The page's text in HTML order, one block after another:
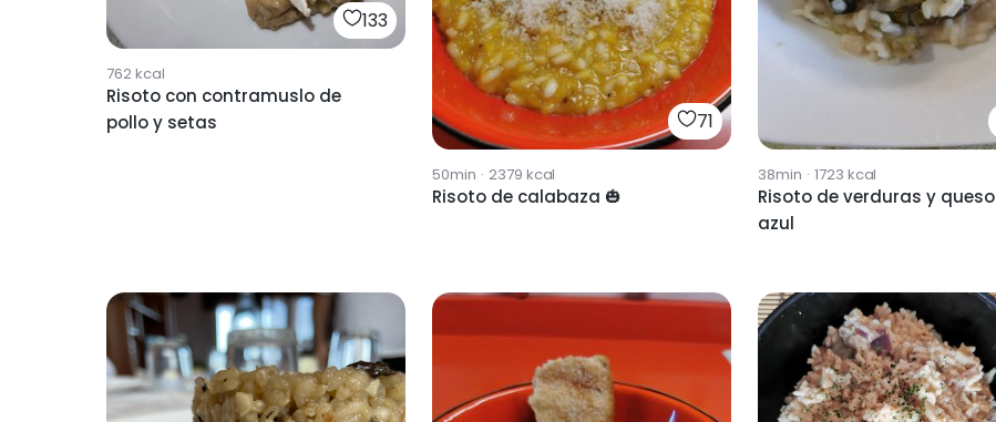
133
762kcal
Risoto con contramuslo de
pollo y setas
71
50min · 2379 kcal
Risoto de calabaza 🎃
38min · 1723 kcal
Risoto de verduras y queso
azul